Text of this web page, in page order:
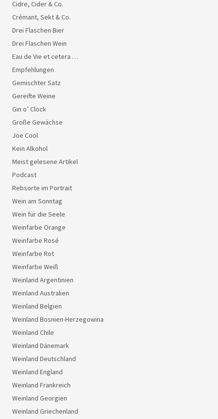
Cidre, Cider & Co.
Crémant, Sekt & Co.
Drei Flaschen Bier
Drei Flaschen Wein
Eau de Vie et cetera …
Empfehlungen
Gemischter Satz
Gereifte Weine
Gin o’ Clock
Große Gewächse
Joe Cool
Kein Alkohol
Meist gelesene Artikel
Podcast
Rebsorte im Portrait
Wein am Sonntag
Wein für die Seele
Weinfarbe Orange
Weinfarbe Rosé
Weinfarbe Rot
Weinfarbe Weiß
Weinland Argentinien
Weinland Australien
Weinland Belgien
Weinland Bosnien-Herzegowina
Weinland Chile
Weinland Dänemark
Weinland Deutschland
Weinland England
Weinland Frankreich
Weinland Georgien
Weinland Griechenland